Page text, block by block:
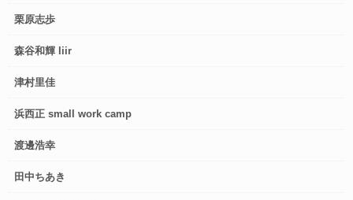
栗原志歩
森谷和輝 liir
津村里佳
浜西正 small work camp
渡邊浩幸
田中ちあき